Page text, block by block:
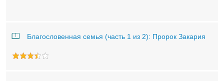
Благословенная семья (часть 1 из 2): Пророк Закария